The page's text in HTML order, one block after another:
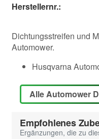
Herstellernr.:
Dichtungsstreifen und
Automower.
Husqvarna
Alle Automower
Empfohlenes
Ergänzungen, die zu